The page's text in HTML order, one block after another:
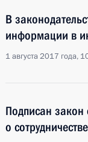
В
информации в
1 августа 2017 года,
Подписан
о